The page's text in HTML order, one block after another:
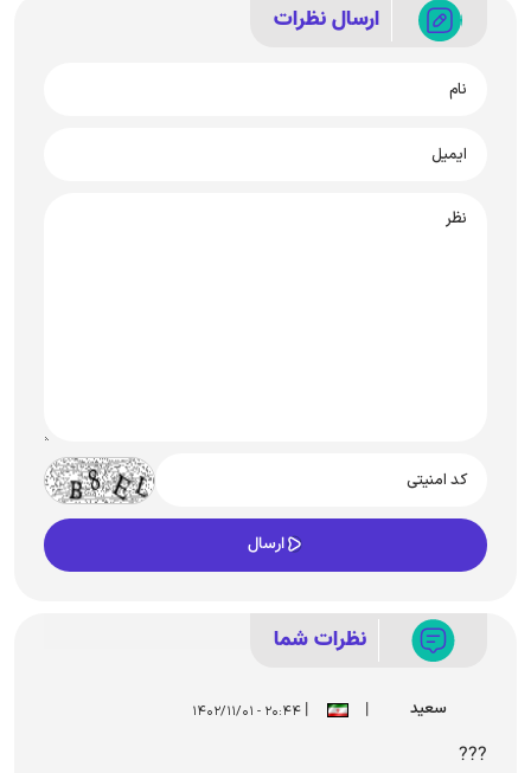
ارسال نظرات
نظرات شما
سعید |
| ۲۰:۴۴ - ۱۴۰۲/۱۱/۰۱
???